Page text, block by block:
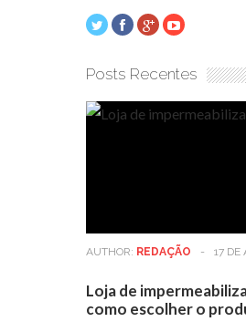
Posts Recentes
AUTHOR: REDAÇÃO - 17 DE
Loja de
como escolher o